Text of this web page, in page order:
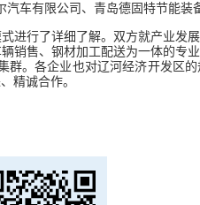
车有限公司、青岛德固特节能装
进行了详细了解。双方就产业发
销售、钢材加工配送为一体的专
。各企业也对辽河经济开发区
精诚合作。